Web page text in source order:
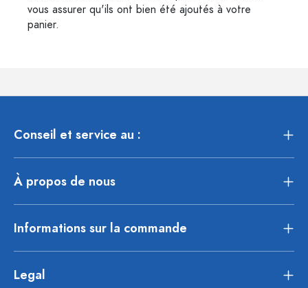
vous assurer qu'ils ont bien été ajoutés à votre
panier.
Conseil et service au :
À propos de nous
Informations sur la commande
Legal